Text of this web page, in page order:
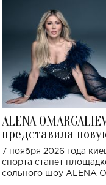
ALENA
представила
большого
спорта
7 ноября 2026 года
спорта станет
сольного шоу ALENA